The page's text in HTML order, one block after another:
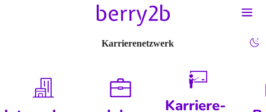
Karrierenetzwerk
Karriere-